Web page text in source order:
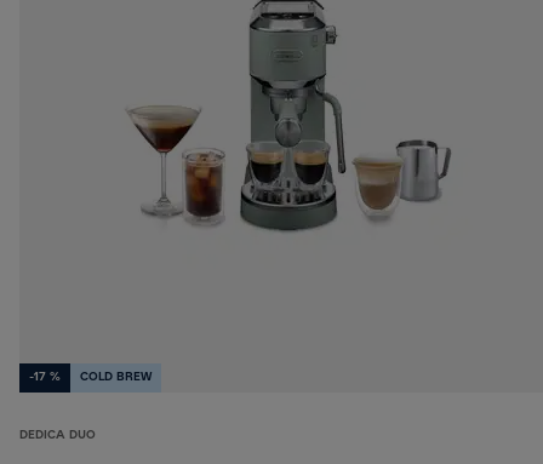
-17 % COLD BREW
DEDICA DUO